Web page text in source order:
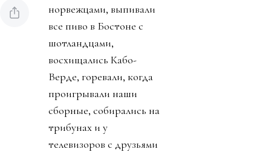
норвежцами, выпивали
все пиво в Бостоне с
шотландцами,
восхищались Кабо-
Верде, горевали, когда
проигрывали наши
сборные, собирались на
трибунах и у
телевизоров с друзьями